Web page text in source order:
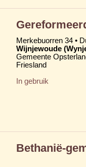
Merkebuorren 34 •
Wijnjewoude
Gemeente
Friesland
In gebruik
Bethanië-